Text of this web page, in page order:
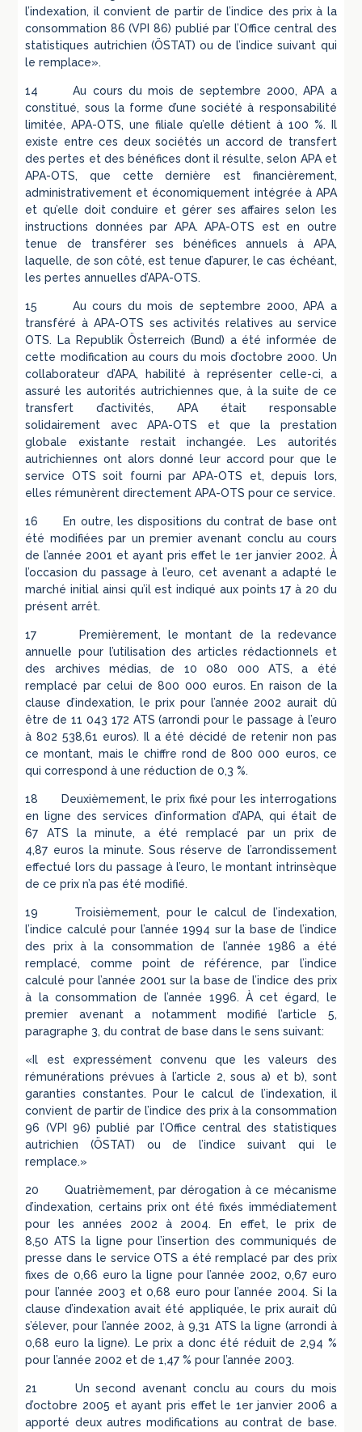
l’indexation, il convient de partir de l’indice des prix à la
consommation 86 (VPI 86) publié par l’Office central des
statistiques autrichien (ÖSTAT) ou de l’indice suivant qui
le remplace».
14 Au cours du mois de septembre 2000, APA a
constitué, sous la forme d’une société à responsabilité
limitée, APA-OTS, une filiale qu’elle détient à 100 %. Il
existe entre ces deux sociétés un accord de transfert
des pertes et des bénéfices dont il résulte, selon APA et
APA-OTS, que cette dernière est financièrement,
administrativement et économiquement intégrée à APA
et qu’elle doit conduire et gérer ses affaires selon les
instructions données par APA. APA-OTS est en outre
tenue de transférer ses bénéfices annuels à APA,
laquelle, de son côté, est tenue d’apurer, le cas échéant,
les pertes annuelles d’APA-OTS.
15 Au cours du mois de septembre 2000, APA a
transféré à APA-OTS ses activités relatives au service
OTS. La Republik Österreich (Bund) a été informée de
cette modification au cours du mois d’octobre 2000. Un
collaborateur d’APA, habilité à représenter celle-ci, a
assuré les autorités autrichiennes que, à la suite de ce
transfert d’activités, APA était responsable
solidairement avec APA-OTS et que la prestation
globale existante restait inchangée. Les autorités
autrichiennes ont alors donné leur accord pour que le
service OTS soit fourni par APA-OTS et, depuis lors,
elles rémunèrent directement APA-OTS pour ce service.
16 En outre, les dispositions du contrat de base ont
été modifiées par un premier avenant conclu au cours
de l’année 2001 et ayant pris effet le 1er janvier 2002. À
l’occasion du passage à l’euro, cet avenant a adapté le
marché initial ainsi qu’il est indiqué aux points 17 à 20 du
présent arrêt.
17 Premièrement, le montant de la redevance
annuelle pour l’utilisation des articles rédactionnels et
des archives médias, de 10 080 000 ATS, a été
remplacé par celui de 800 000 euros. En raison de la
clause d’indexation, le prix pour l’année 2002 aurait dû
être de 11 043 172 ATS (arrondi pour le passage à l’euro
à 802 538,61 euros). Il a été décidé de retenir non pas
ce montant, mais le chiffre rond de 800 000 euros, ce
qui correspond à une réduction de 0,3 %.
18 Deuxièmement, le prix fixé pour les interrogations
en ligne des services d’information d’APA, qui était de
67 ATS la minute, a été remplacé par un prix de
4,87 euros la minute. Sous réserve de l’arrondissement
effectué lors du passage à l’euro, le montant intrinsèque
de ce prix n’a pas été modifié.
19 Troisièmement, pour le calcul de l’indexation,
l’indice calculé pour l’année 1994 sur la base de l’indice
des prix à la consommation de l’année 1986 a été
remplacé, comme point de référence, par l’indice
calculé pour l’année 2001 sur la base de l’indice des prix
à la consommation de l’année 1996. À cet égard, le
premier avenant a notamment modifié l’article 5,
paragraphe 3, du contrat de base dans le sens suivant:
«Il est expressément convenu que les valeurs des
rémunérations prévues à l’article 2, sous a) et b), sont
garanties constantes. Pour le calcul de l’indexation, il
convient de partir de l’indice des prix à la consommation
96 (VPI 96) publié par l’Office central des statistiques
autrichien (ÖSTAT) ou de l’indice suivant qui le
remplace.»
20 Quatrièmement, par dérogation à ce mécanisme
d’indexation, certains prix ont été fixés immédiatement
pour les années 2002 à 2004. En effet, le prix de
8,50 ATS la ligne pour l’insertion des communiqués de
presse dans le service OTS a été remplacé par des prix
fixes de 0,66 euro la ligne pour l’année 2002, 0,67 euro
pour l’année 2003 et 0,68 euro pour l’année 2004. Si la
clause d’indexation avait été appliquée, le prix aurait dû
s’élever, pour l’année 2002, à 9,31 ATS la ligne (arrondi à
0,68 euro la ligne). Le prix a donc été réduit de 2,94 %
pour l’année 2002 et de 1,47 % pour l’année 2003.
21 Un second avenant conclu au cours du mois
d’octobre 2005 et ayant pris effet le 1er janvier 2006 a
apporté deux autres modifications au contrat de base.